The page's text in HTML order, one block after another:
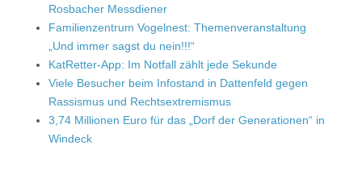
Rosbacher Messdiener
Familienzentrum Vogelnest: Themenveranstaltung
„Und immer sagst du nein!!!“
KatRetter-App: Im Notfall zählt jede Sekunde
Viele Besucher beim Infostand in Dattenfeld gegen
Rassismus und Rechtsextremismus
3,74 Millionen Euro für das „Dorf der Generationen“ in
Windeck